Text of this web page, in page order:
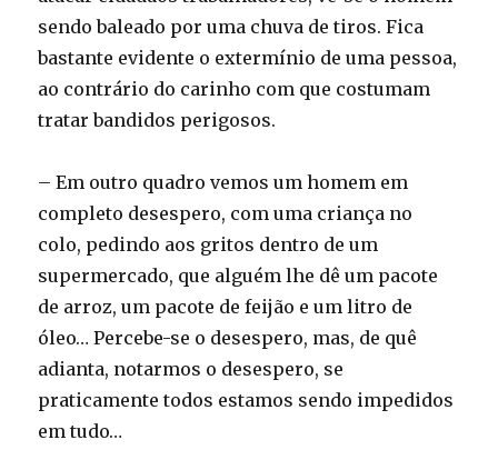
sendo baleado por uma chuva de tiros. Fica
bastante evidente o extermínio de uma pessoa,
ao contrário do carinho com que costumam
tratar bandidos perigosos.
– Em outro quadro vemos um homem em
completo desespero, com uma criança no
colo, pedindo aos gritos dentro de um
supermercado, que alguém lhe dê um pacote
de arroz, um pacote de feijão e um litro de
óleo… Percebe-se o desespero, mas, de quê
adianta, notarmos o desespero, se
praticamente todos estamos sendo impedidos
em tudo…